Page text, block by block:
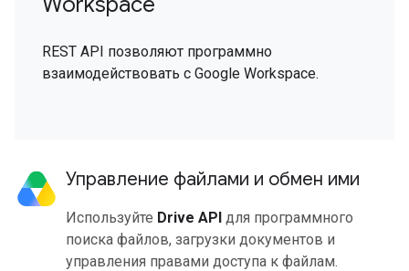
REST API позволяют программно
взаимодействовать с Google Workspace.
Управление файлами и обмен ими
Используйте Drive API для программного
поиска файлов, загрузки документов и
управления правами доступа к файлам.